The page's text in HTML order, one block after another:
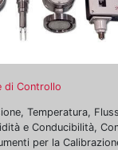
di Controllo
Temperatura,
e Conducibilità,
per la